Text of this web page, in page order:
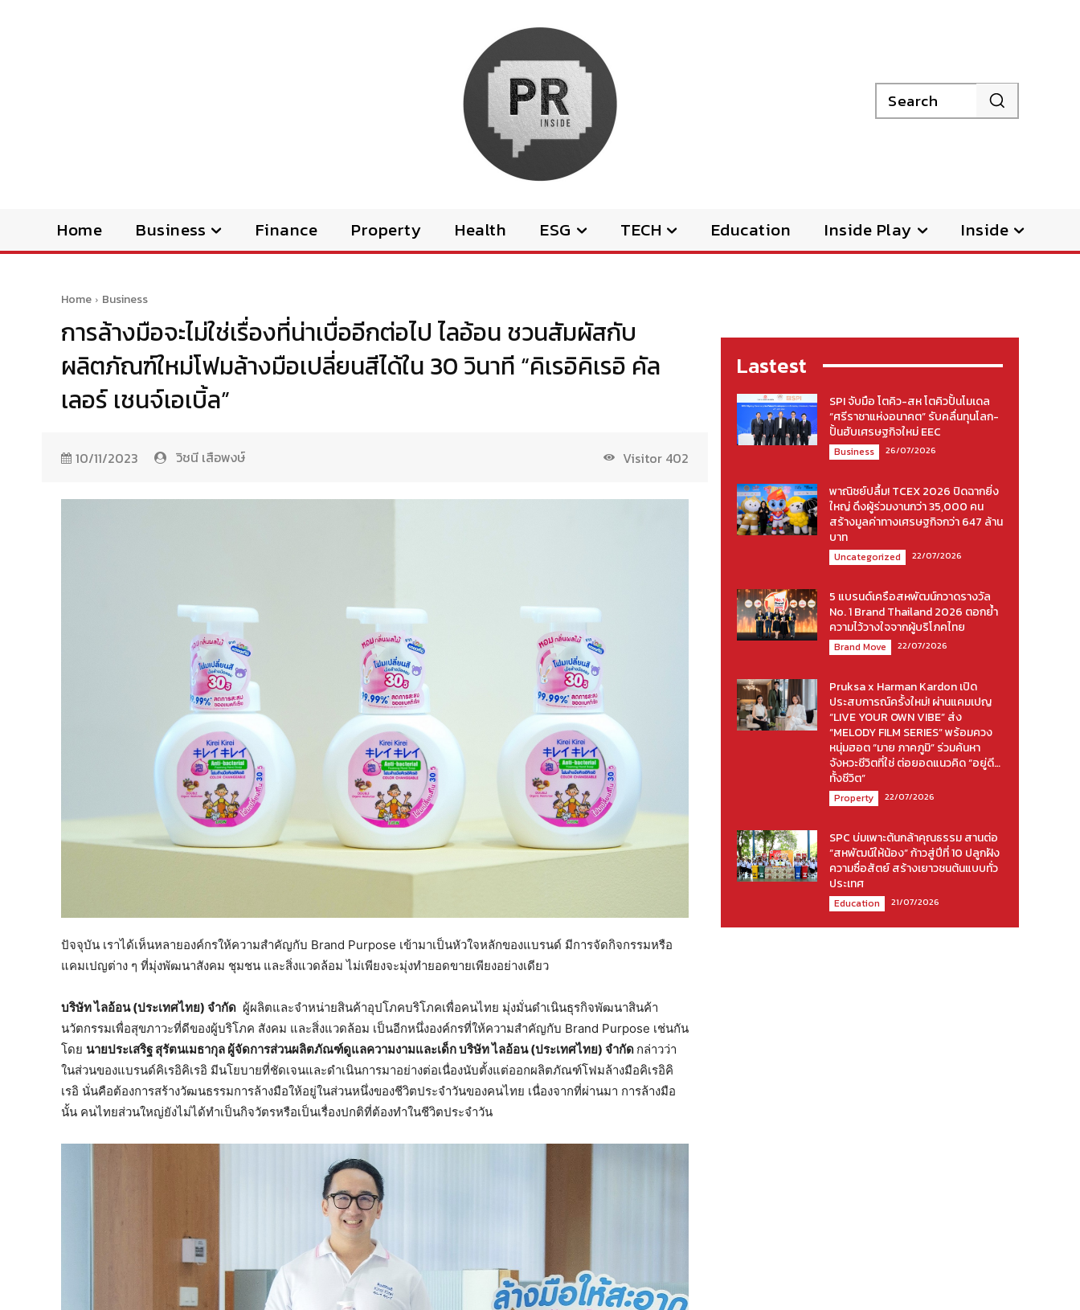
Search
Home Business Finance Property Health ESG TECH Education Inside Play Inside
Home Business
การล้างมือจะไม่ใช่เรื่องที่น่าเบื่ออีกต่อไป ไลอ้อน ชวนสัมผัสกับ
ผลิตภัณฑ์ใหม่โฟมล้างมือเปลี่ยนสีได้ใน 30 วินาที “คิเรอิคิเรอิ คัล
เลอร์ เชนจ์เอเบิ้ล”
10/11/2023 วิชนี เสือพงษ์ Visitor 402
ปัจจุบัน เราได้เห็นหลายองค์กรให้ความสำคัญกับ Brand Purpose เข้ามาเป็นหัวใจหลักของแบรนด์ มีการจัดกิจกรรมหรือ
แคมเปญต่าง ๆ ที่มุ่งพัฒนาสังคม ชุมชน และสิ่งแวดล้อม ไม่เพียงจะมุ่งทำยอดขายเพียงอย่างเดียว
บริษัท ไลอ้อน (ประเทศไทย) จำกัด ผู้ผลิตและจำหน่ายสินค้าอุปโภคบริโภคเพื่อคนไทย มุ่งมั่นดำเนินธุรกิจพัฒนาสินค้า
นวัตกรรมเพื่อสุขภาวะที่ดีของผู้บริโภค สังคม และสิ่งแวดล้อม เป็นอีกหนึ่งองค์กรที่ให้ความสำคัญกับ Brand Purpose เช่นกัน
โดย นายประเสริฐ สุรัตนเมธากุล ผู้จัดการส่วนผลิตภัณฑ์ดูแลความงามและเด็ก บริษัท ไลอ้อน (ประเทศไทย) จำกัด กล่าวว่า
ในส่วนของแบรนด์คิเรอิคิเรอิ มีนโยบายที่ชัดเจนและดำเนินการมาอย่างต่อเนื่องนับตั้งแต่ออกผลิตภัณฑ์โฟมล้างมือคิเรอิคิ
เรอิ นั่นคือต้องการสร้างวัฒนธรรมการล้างมือให้อยู่ในส่วนหนึ่งของชีวิตประจำวันของคนไทย เนื่องจากที่ผ่านมา การล้างมือ
นั้น คนไทยส่วนใหญ่ยังไม่ได้ทำเป็นกิจวัตรหรือเป็นเรื่องปกติที่ต้องทำในชีวิตประจำวัน
Lastest
SPI จับมือ โตคิว-สห โตคิวปั้นโมเดล
“ศรีราชาแห่งอนาคต” รับคลื่นทุนโลก-
ปั้นฮับเศรษฐกิจใหม่ EEC
Business 26/07/2026
พาณิชย์ปลื้ม! TCEX 2026 ปิดฉากยิ่ง
ใหญ่ ดึงผู้ร่วมงานกว่า 35,000 คน
สร้างมูลค่าทางเศรษฐกิจกว่า 647 ล้าน
บาท
Uncategorized 22/07/2026
5 แบรนด์เครือสหพัฒน์กวาดรางวัล
No. 1 Brand Thailand 2026 ตอกย้ำ
ความไว้วางใจจากผู้บริโภคไทย
Brand Move 22/07/2026
Pruksa x Harman Kardon เปิด
ประสบการณ์ครั้งใหม่! ผ่านแคมเปญ
“LIVE YOUR OWN VIBE” ส่ง
“MELODY FILM SERIES” พร้อมควง
หนุ่มฮอต “มาย ภาคภูมิ” ร่วมค้นหา
จังหวะชีวิตที่ใช่ ต่อยอดแนวคิด “อยู่ดี…
ทั้งชีวิต”
Property 22/07/2026
SPC บ่มเพาะต้นกล้าคุณธรรม สานต่อ
“สหพัฒน์ให้น้อง” ก้าวสู่ปีที่ 10 ปลูกฝัง
ความซื่อสัตย์ สร้างเยาวชนต้นแบบทั่ว
ประเทศ
Education 21/07/2026